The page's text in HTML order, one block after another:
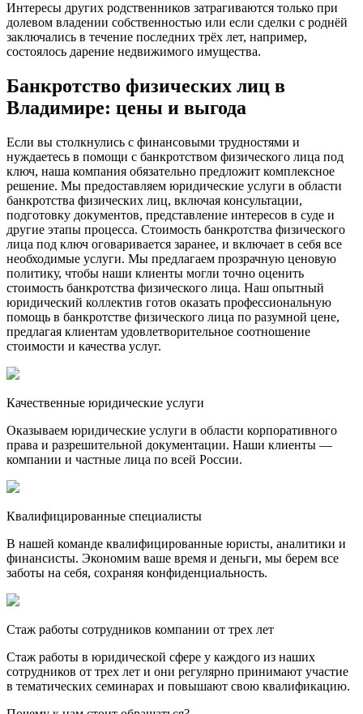
Интересы других родственников затрагиваются только при
долевом владении собственностью или если сделки с роднёй
заключались в течение последних трёх лет, например,
состоялось дарение недвижимого имущества.
Банкротство физических лиц в
Владимире: цены и выгода
Если вы столкнулись с финансовыми трудностями и
нуждаетесь в помощи с банкротством физического лица под
ключ, наша компания обязательно предложит комплексное
решение. Мы предоставляем юридические услуги в области
банкротства физических лиц, включая консультации,
подготовку документов, представление интересов в суде и
другие этапы процесса. Стоимость банкротства физического
лица под ключ оговаривается заранее, и включает в себя все
необходимые услуги. Мы предлагаем прозрачную ценовую
политику, чтобы наши клиенты могли точно оценить
стоимость банкротства физического лица. Наш опытный
юридический коллектив готов оказать профессиональную
помощь в банкротстве физического лица по разумной цене,
предлагая клиентам удовлетворительное соотношение
стоимости и качества услуг.
Качественные юридические услуги
Оказываем юридические услуги в области корпоративного
права и разрешительной документации. Наши клиенты —
компании и частные лица по всей России.
Квалифицированные специалисты
В нашей команде квалифицированные юристы, аналитики и
финансисты. Экономим ваше время и деньги, мы берем все
заботы на себя, сохраняя конфиденциальность.
Стаж работы сотрудников компании от трех лет
Стаж работы в юридической сфере у каждого из наших
сотрудников от трех лет и они регулярно принимают участие
в тематических семинарах и повышают свою квалификацию.